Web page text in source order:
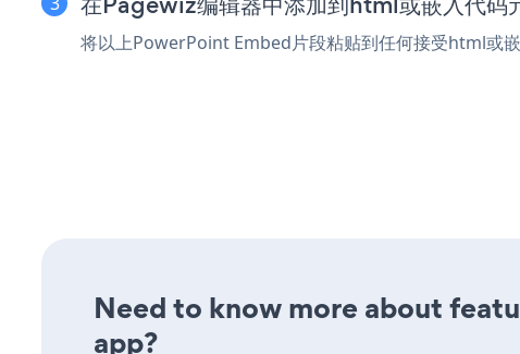
将以上PowerPoint Embed片段粘贴到任何接受html或
Need to know more about
app?